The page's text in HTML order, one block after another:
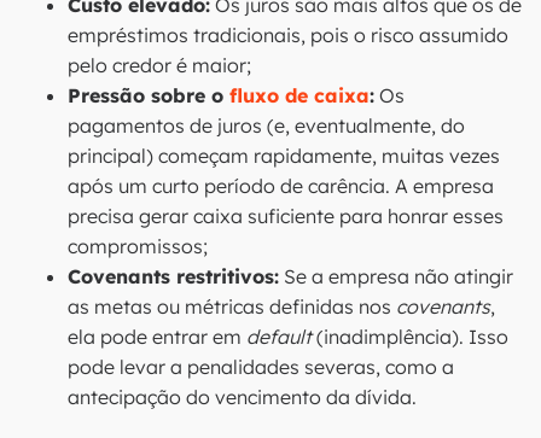
Custo elevado: Os juros são mais altos que os de
empréstimos tradicionais, pois o risco assumido
pelo credor é maior;
Pressão sobre o fluxo de caixa: Os
pagamentos de juros (e, eventualmente, do
principal) começam rapidamente, muitas vezes
após um curto período de carência. A empresa
precisa gerar caixa suficiente para honrar esses
compromissos;
Covenants restritivos: Se a empresa não atingir
as metas ou métricas definidas nos covenants,
ela pode entrar em default(inadimplência). Isso
pode levar a penalidades severas, como a
antecipação do vencimento da dívida.